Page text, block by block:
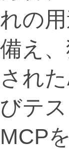
れの
備え
され
びテ
MCP